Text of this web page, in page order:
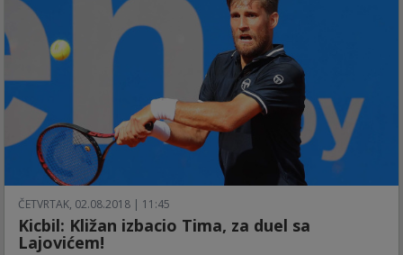
ČETVRTAK, 02.08.2018 | 11:45
Kicbil: Kližan izbacio Tima, za duel sa
Lajovićem!